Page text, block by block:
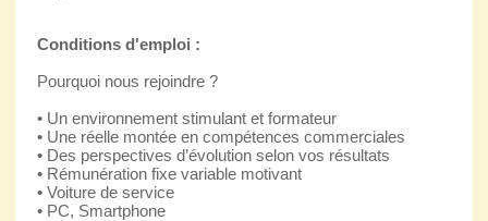
Conditions d'emploi :
Pourquoi nous rejoindre ?
• Un environnement stimulant et formateur
• Une réelle montée en compétences commerciales
• Des perspectives d’évolution selon vos résultats
• Rémunération fixe variable motivant
• Voiture de service
• PC, Smartphone